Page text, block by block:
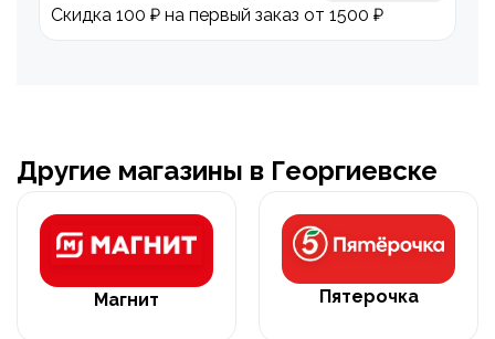
Скидка 100 ₽ на первый заказ от 1500 ₽
Другие магазины в Георгиевске
Магнит Пятерочка